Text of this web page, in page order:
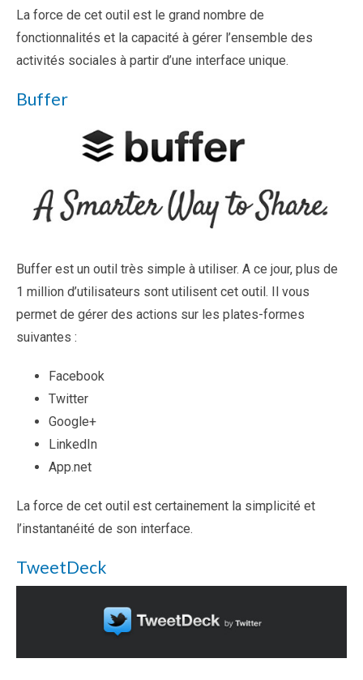
La force de cet outil est le grand nombre de
fonctionnalités et la capacité à gérer l’ensemble des
activités sociales à partir d’une interface unique.
Buffer
Buffer est un outil très simple à utiliser. A ce jour, plus de
1 million d’utilisateurs sont utilisent cet outil. Il vous
permet de gérer des actions sur les plates-formes
suivantes :
Facebook
Twitter
Google+
LinkedIn
App.net
La force de cet outil est certainement la simplicité et
l’instantanéité de son interface.
TweetDeck